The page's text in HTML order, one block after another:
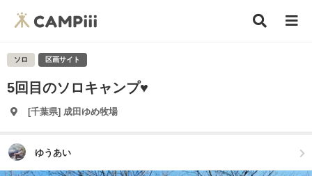
ソロ 区画サイト
5回目のソロキャンプ♥️
[千葉県] 成田ゆめ牧場
ゆうあい